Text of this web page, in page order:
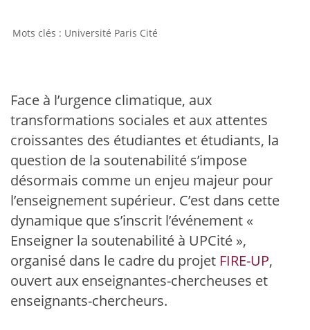
Université Paris Cité
Face à l’urgence climatique, aux
transformations sociales et aux attentes
croissantes des étudiantes et étudiants, la
question de la soutenabilité s’impose
désormais comme un enjeu majeur pour
l’enseignement supérieur. C’est dans cette
dynamique que s’inscrit l’événement «
Enseigner la soutenabilité à UPCité »,
organisé dans le cadre du projet FIRE-UP,
ouvert aux enseignantes-chercheuses et
enseignants-chercheurs.